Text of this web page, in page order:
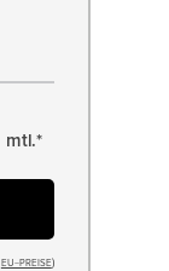
mtl.*
EU−PREISE)